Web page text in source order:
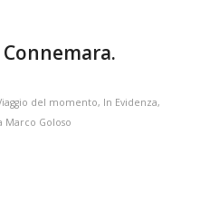
del momento, In Evidenza,
Marco Goloso